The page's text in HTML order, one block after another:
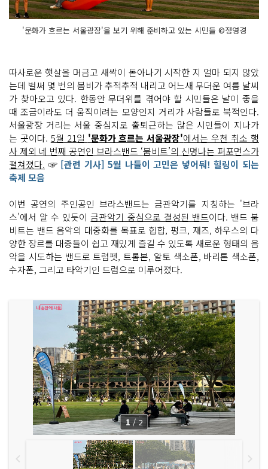
'문화가 흐르는 서울광장'을 보기 위해 준비하고 있는 시민들 ©정영경
따사로운 햇살을 머금고 새싹이 돋아나기 시작한 지 얼마 되지 않았
는데 벌써 몇 번의 봄비가 추적추적 내리고 어느새 무더운 여름 날씨
가 찾아오고 있다. 한동안 무더위를 겪어야 할 시민들은 날이 좋을
때 조금이라도 더 움직이려는 모양인지 거리가 사람들로 북적인다.
서울광장 거리는 서울 중심지로 출퇴근하는 많은 시민들이 지나가
는 곳이다. 5월 21일 '문화가 흐르는 서울광장'에서는 우천 취소 행
사 제외 네 번째 공연인 브라스밴드 ‘붐비트’의 신명나는 퍼포먼스가
펼쳐졌다. ☞[관련 기사] 5월 나들이 고민은 넣어둬! 힐링이 되는
축제 모음
이번 공연의 주인공인 브라스밴드는 금관악기를 지칭하는 '브라
스'에서 알 수 있듯이금관악기 중심으로 결성된 밴드이다. 밴드 붐
비트는 밴드 음악의 대중화를 목표로 힙합, 펑크, 재즈, 하우스의 다
양한 장르를 대중들이 쉽고 재밌게 즐길 수 있도록 새로운 형태의 음
악을 시도하는 밴드로 트럼펫, 트롬본, 알토 색소폰, 바리톤 색소폰,
수자폰, 그리고 타악기인 드럼으로 이루어졌다.
1 / 2